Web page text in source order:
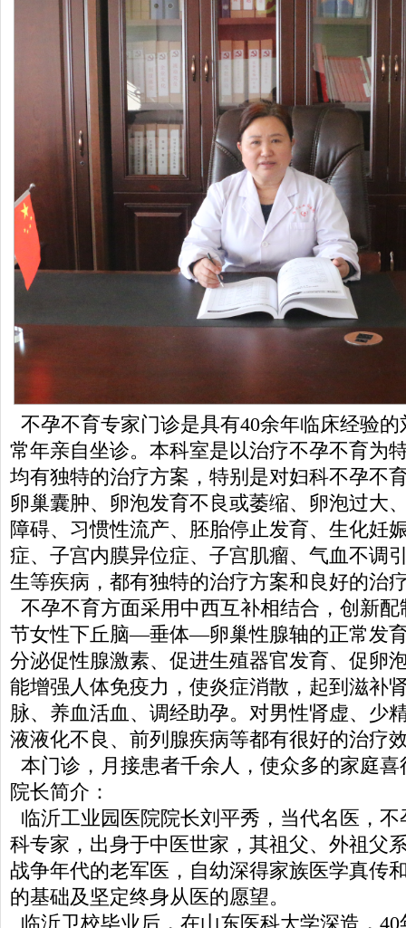
不孕不育专家门诊是具有40余年临床经验
常年亲自坐诊。本科室是以治疗不孕不育为
均有独特的治疗方案，特别是对妇科不孕不
卵巢囊肿、卵泡发育不良或萎缩、卵泡过大
障碍、习惯性流产、胚胎停止发育、生化妊
症、子宫内膜异位症、子宫肌瘤、气血不调
生等疾病，都有独特的治疗方案和良好的治
不孕不育方面采用中西互补相结合，创新
节女性下丘脑—垂体—卵巢性腺轴的正常发
分泌促性腺激素、促进生殖器官发育、促卵
能增强人体免疫力，使炎症消散，起到滋补
脉、养血活血、调经助孕。对男性肾虚、少
液液化不良、前列腺疾病等都有很好的治疗
本门诊，月接患者千余人，使众多的家庭
院长简介：
临沂工业园医院院长刘平秀，当代名医，
科专家，出身于中医世家，其祖父、外祖父
战争年代的老军医，自幼深得家族医学真传
的基础及坚定终身从医的愿望。